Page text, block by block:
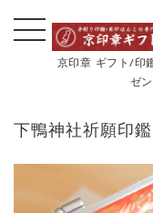
京印章 ギフト/印
ゼ
下鴨神社祈願印